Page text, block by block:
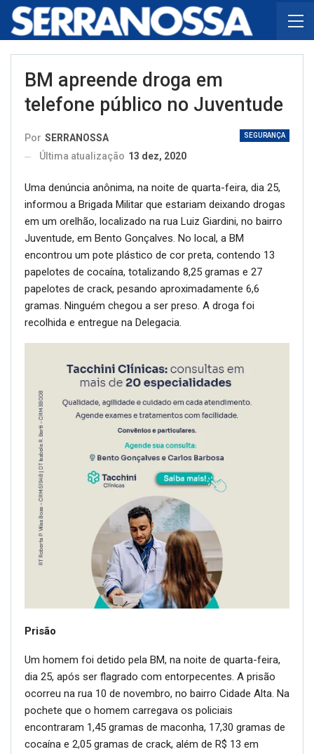
BM apreende droga em
telefone público no Juventude
SEGURANÇA
Por SERRANOSSA
Última atualização 13 dez, 2020
Uma denúncia anônima, na noite de quarta-feira, dia 25,
informou a Brigada Militar que estariam deixando drogas
em um orelhão, localizado na rua Luiz Giardini, no bairro
Juventude, em Bento Gonçalves. No local, a BM
encontrou um pote plástico de cor preta, contendo 13
papelotes de cocaína, totalizando 8,25 gramas e 27
papelotes de crack, pesando aproximadamente 6,6
gramas. Ninguém chegou a ser preso. A droga foi
recolhida e entregue na Delegacia.
Prisão
Um homem foi detido pela BM, na noite de quarta-feira,
dia 25, após ser flagrado com entorpecentes. A prisão
ocorreu na rua 10 de novembro, no bairro Cidade Alta. Na
pochete que o homem carregava os policiais
encontraram 1,45 gramas de maconha, 17,30 gramas de
cocaína e 2,05 gramas de crack, além de R$ 13 em